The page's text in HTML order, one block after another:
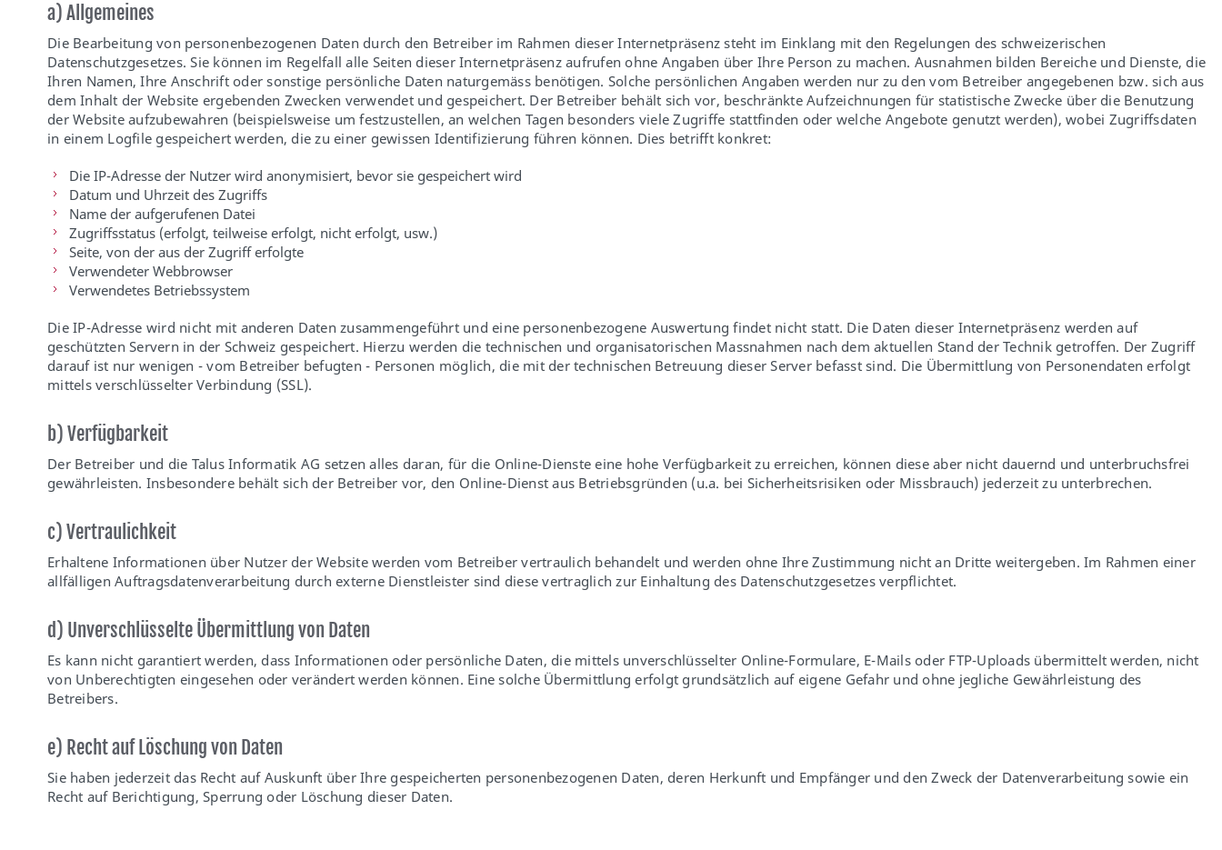
a) Allgemeines
Die Bearbeitung von personenbezogenen Daten durch den Betreiber im Rahmen dieser Internetpräsenz steht im Einklang mit den Regelungen des schweizerischen
Datenschutzgesetzes. Sie können im Regelfall alle Seiten dieser Internetpräsenz aufrufen ohne Angaben über Ihre Person zu machen. Ausnahmen bilden Bereiche und Dienste, die
Ihren Namen, Ihre Anschrift oder sonstige persönliche Daten naturgemäss benötigen. Solche persönlichen Angaben werden nur zu den vom Betreiber angegebenen bzw. sich aus
dem Inhalt der Website ergebenden Zwecken verwendet und gespeichert. Der Betreiber behält sich vor, beschränkte Aufzeichnungen für statistische Zwecke über die Benutzung
der Website aufzubewahren (beispielsweise um festzustellen, an welchen Tagen besonders viele Zugriffe stattfinden oder welche Angebote genutzt werden), wobei Zugriffsdaten
in einem Logfile gespeichert werden, die zu einer gewissen Identifizierung führen können. Dies betrifft konkret:
Die IP-Adresse der Nutzer wird anonymisiert, bevor sie gespeichert wird
Datum und Uhrzeit des Zugriffs
Name der aufgerufenen Datei
Zugriffsstatus (erfolgt, teilweise erfolgt, nicht erfolgt, usw.)
Seite, von der aus der Zugriff erfolgte
Verwendeter Webbrowser
Verwendetes Betriebssystem
Die IP-Adresse wird nicht mit anderen Daten zusammengeführt und eine personenbezogene Auswertung findet nicht statt. Die Daten dieser Internetpräsenz werden auf
geschützten Servern in der Schweiz gespeichert. Hierzu werden die technischen und organisatorischen Massnahmen nach dem aktuellen Stand der Technik getroffen. Der Zugriff
darauf ist nur wenigen - vom Betreiber befugten - Personen möglich, die mit der technischen Betreuung dieser Server befasst sind. Die Übermittlung von Personendaten erfolgt
mittels verschlüsselter Verbindung (SSL).
b) Verfügbarkeit
Der Betreiber und die Talus Informatik AG setzen alles daran, für die Online-Dienste eine hohe Verfügbarkeit zu erreichen, können diese aber nicht dauernd und unterbruchsfrei
gewährleisten. Insbesondere behält sich der Betreiber vor, den Online-Dienst aus Betriebsgründen (u.a. bei Sicherheitsrisiken oder Missbrauch) jederzeit zu unterbrechen.
c) Vertraulichkeit
Erhaltene Informationen über Nutzer der Website werden vom Betreiber vertraulich behandelt und werden ohne Ihre Zustimmung nicht an Dritte weitergeben. Im Rahmen einer
allfälligen Auftragsdatenverarbeitung durch externe Dienstleister sind diese vertraglich zur Einhaltung des Datenschutzgesetzes verpflichtet.
d) Unverschlüsselte Übermittlung von Daten
Es kann nicht garantiert werden, dass Informationen oder persönliche Daten, die mittels unverschlüsselter Online-Formulare, E-Mails oder FTP-Uploads übermittelt werden, nicht
von Unberechtigten eingesehen oder verändert werden können. Eine solche Übermittlung erfolgt grundsätzlich auf eigene Gefahr und ohne jegliche Gewährleistung des
Betreibers.
e) Recht auf Löschung von Daten
Sie haben jederzeit das Recht auf Auskunft über Ihre gespeicherten personenbezogenen Daten, deren Herkunft und Empfänger und den Zweck der Datenverarbeitung sowie ein
Recht auf Berichtigung, Sperrung oder Löschung dieser Daten.